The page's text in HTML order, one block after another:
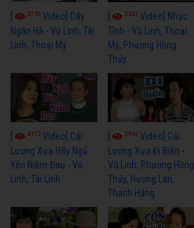
3765 Video] Dãy
Ngân Hà - Vũ Linh, Tài
Linh, Thoại Mỹ
3437Video] Nhạc
Tình - Vũ Linh, Thoại
Mỹ, Phương Hồng
Thủy
4112 Video] Cải
Lương Xưa Hãy Ngủ
Yên Niềm Đau - Vũ
Linh, Tài Linh
3962Video] Cải
Lương Xưa Đi Biển -
Vũ Linh, Phương Hồng
Thủy, Hương Lan,
Thanh Hằng